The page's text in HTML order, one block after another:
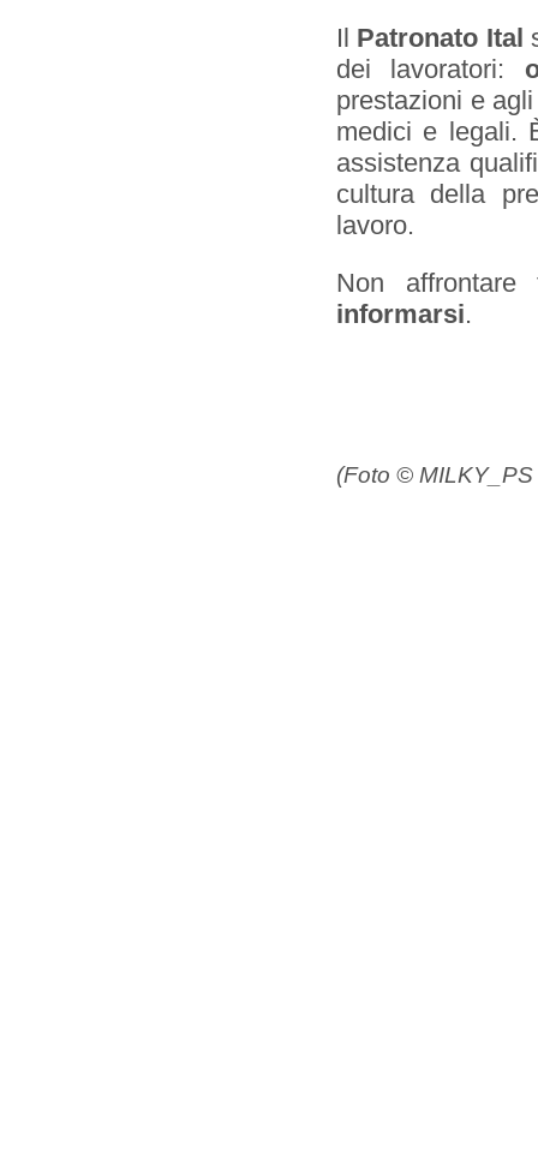
Il Patronato Ital
dei lavoratori:
prestazioni e
medici e legali.
assistenza
cultura della
lavoro.
Non
informarsi.
(Foto ©